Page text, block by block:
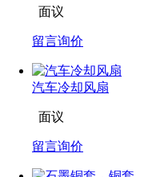
面议
留言询价
汽车冷却风扇
面议
留言询价